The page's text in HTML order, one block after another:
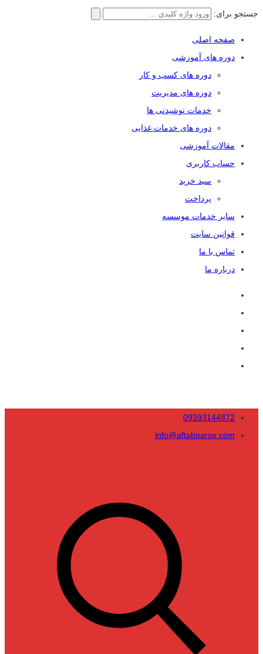
جستجو برای:
صفحه اصلی
دوره های آموزشی
دوره های کسب و کار
دوره های مدیریت
خدمات نوشیدنی ها
دوره های خدمات غذایی
مقالات آموزشی
حساب کاربری
سبد خرید
پرداخت
سایر خدمات موسسه
قوانین سایت
تماس با ما
درباره ما
09393144872
info@aftabparse.com